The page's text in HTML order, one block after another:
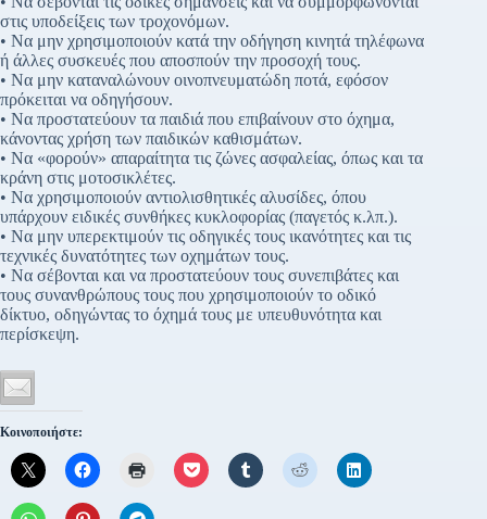
στις υποδείξεις των τροχονόμων.
• Να μην χρησιμοποιούν κατά την οδήγηση κινητά τηλέφωνα
ή άλλες συσκευές που αποσπούν την προσοχή τους.
• Να μην καταναλώνουν οινοπνευματώδη ποτά, εφόσον
πρόκειται να οδηγήσουν.
• Να προστατεύουν τα παιδιά που επιβαίνουν στο όχημα,
κάνοντας χρήση των παιδικών καθισμάτων.
• Να «φορούν» απαραίτητα τις ζώνες ασφαλείας, όπως και τα
κράνη στις μοτοσικλέτες.
• Να χρησιμοποιούν αντιολισθητικές αλυσίδες, όπου
υπάρχουν ειδικές συνθήκες κυκλοφορίας (παγετός κ.λπ.).
• Να μην υπερεκτιμούν τις οδηγικές τους ικανότητες και τις
τεχνικές δυνατότητες των οχημάτων τους.
• Να σέβονται και να προστατεύουν τους συνεπιβάτες και
τους συνανθρώπους τους που χρησιμοποιούν το οδικό
δίκτυο, οδηγώντας το όχημά τους με υπευθυνότητα και
περίσκεψη.
Κοινοποιήστε: